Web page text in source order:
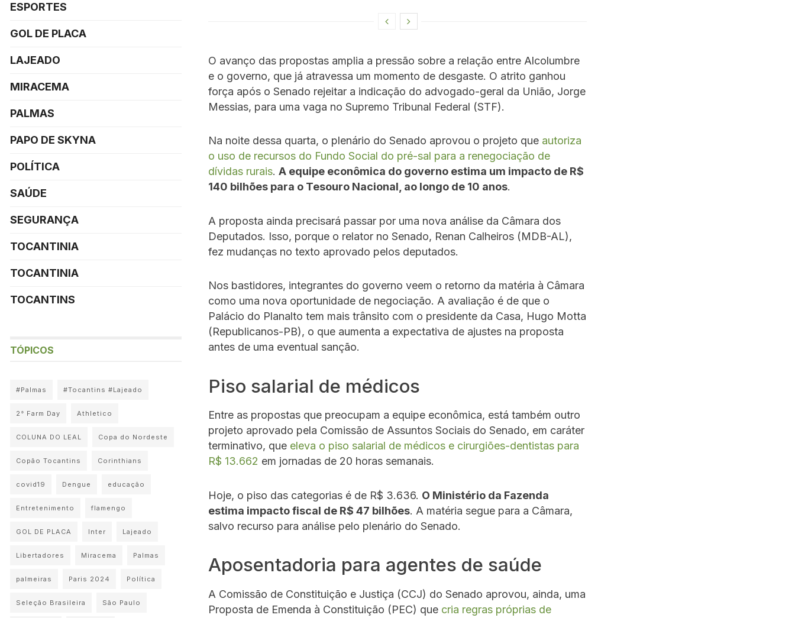
O avanço das propostas amplia a pressão sobre a relação entre Alcolumbre
e o governo, que já atravessa um momento de desgaste. O atrito ganhou
força após o Senado rejeitar a indicação do advogado-geral da União, Jorge
Messias, para uma vaga no Supremo Tribunal Federal (STF).
Na noite dessa quarta, o plenário do Senado aprovou o projeto que autoriza
o uso de recursos do Fundo Social do pré-sal para a renegociação de
dívidas rurais. A equipe econômica do governo estima um impacto de R$
140 bilhões para o Tesouro Nacional, ao longo de 10 anos.
A proposta ainda precisará passar por uma nova análise da Câmara dos
Deputados. Isso, porque o relator no Senado, Renan Calheiros (MDB-AL),
fez mudanças no texto aprovado pelos deputados.
Nos bastidores, integrantes do governo veem o retorno da matéria à Câmara
como uma nova oportunidade de negociação. A avaliação é de que o
Palácio do Planalto tem mais trânsito com o presidente da Casa, Hugo Motta
(Republicanos-PB), o que aumenta a expectativa de ajustes na proposta
antes de uma eventual sanção.
Piso salarial de médicos
Entre as propostas que preocupam a equipe econômica, está também outro
projeto aprovado pela Comissão de Assuntos Sociais do Senado, em caráter
terminativo, que eleva o piso salarial de médicos e cirurgiões-dentistas para
R$ 13.662 em jornadas de 20 horas semanais.
Hoje, o piso das categorias é de R$ 3.636. O Ministério da Fazenda
estima impacto fiscal de R$ 47 bilhões. A matéria segue para a Câmara,
salvo recurso para análise pelo plenário do Senado.
Aposentadoria para agentes de saúde
A Comissão de Constituição e Justiça (CCJ) do Senado aprovou, ainda, uma
Proposta de Emenda à Constituição (PEC) que cria regras próprias de
ESPORTES
GOL DE PLACA
LAJEADO
MIRACEMA
PALMAS
PAPO DE SKYNA
POLÍTICA
SAÚDE
SEGURANÇA
TOCANTINIA
TOCANTINIA
TOCANTINS
TÓPICOS
#Palmas #Tocantins #Lajeado
2° Farm Day Athletico
COLUNA DO LEAL Copa do Nordeste
Copão Tocantins Corinthians
covid19 Dengue educação
Entretenimento flamengo
GOL DE PLACA Inter Lajeado
Libertadores Miracema Palmas
palmeiras Paris 2024 Política
Seleção Brasileira São Paulo